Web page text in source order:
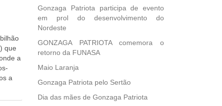
os
da
edo
de
que
a
a
Gonzaga Patriota participa de evento
em prol do desenvolvimento do
Nordeste
GONZAGA PATRIOTA comemora o
retorno da FUNASA
Maio Laranja
Gonzaga Patriota pelo Sertão
Dia das mães de Gonzaga Patriota